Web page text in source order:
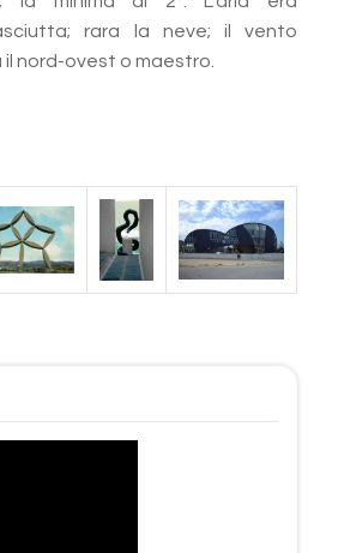
rara la neve; il vento
nord-ovest o maestro.